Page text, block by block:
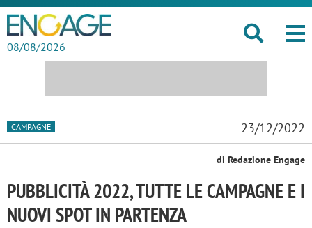
08/08/2026
CAMPAGNE 23/12/2022
di Redazione Engage
PUBBLICITÀ 2022, TUTTE LE CAMPAGNE E I
NUOVI SPOT IN PARTENZA